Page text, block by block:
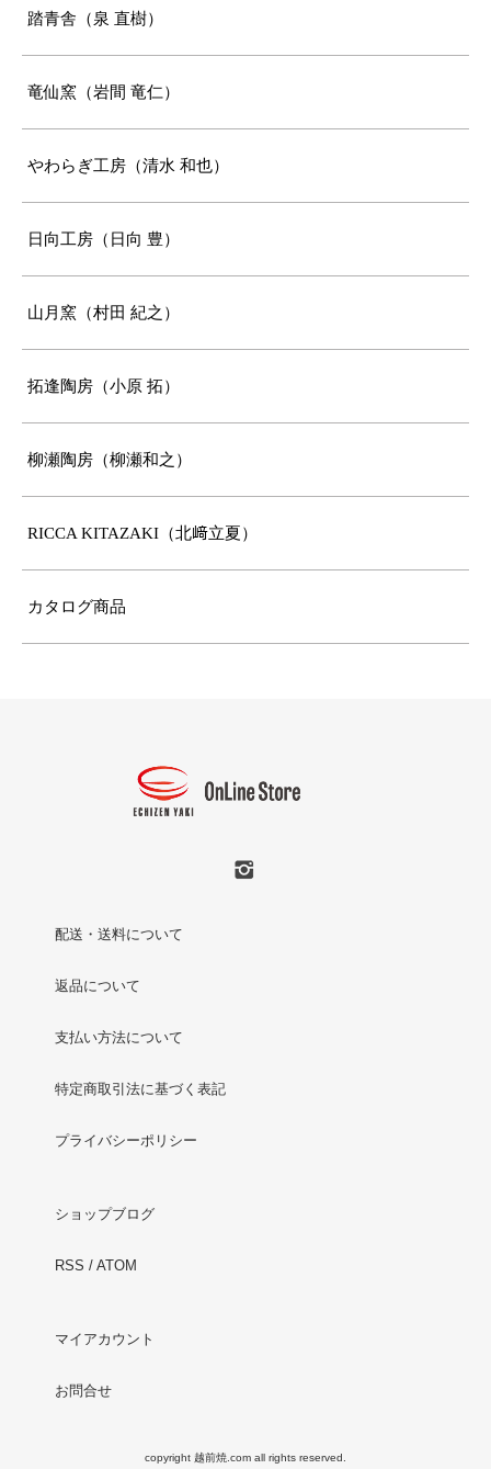
踏青舎（泉 直樹）
竜仙窯（岩間 竜仁）
やわらぎ工房（清水 和也）
日向工房（日向 豊）
山月窯（村田 紀之）
拓逢陶房（小原 拓）
柳瀬陶房（柳瀬和之）
RICCA KITAZAKI（北﨑立夏）
カタログ商品
配送・送料について
返品について
支払い方法について
特定商取引法に基づく表記
プライバシーポリシー
ショップブログ
RSS / ATOM
マイアカウント
お問合せ
copyright 越前焼.com all rights reserved.